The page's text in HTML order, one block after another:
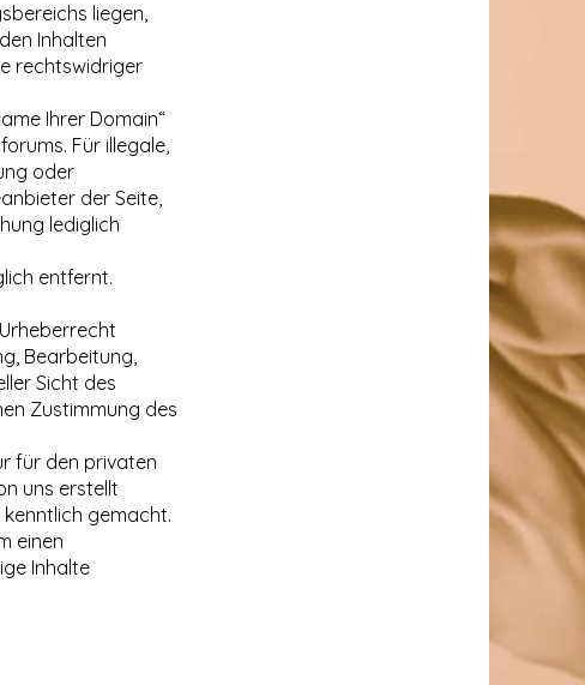
liegen,
Inhalten
rechtswidriger
Ihrer Domain“
Für illegale,
oder
der Seite,
lediglich
entfernt.
Bearbeitung,
Sicht des
Zustimmung des
für den privaten
uns erstellt
gemacht.
einen
Inhalte